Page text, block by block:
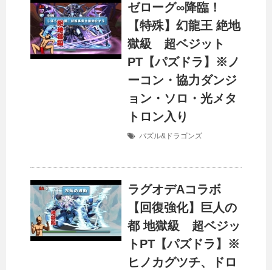
ゼローグ∞降臨！
【特殊】幻龍王 絶地
獄級 超ベジット
PT【パズドラ】※ノ
ーコン・協力ダンジ
ョン・ソロ・光メタ
トロン入り
パズル&ドラゴンズ
ラグオデAコラボ
【回復強化】巨人の
都 地獄級 超ベジッ
トPT【パズドラ】※
ヒノカグツチ、ドロ